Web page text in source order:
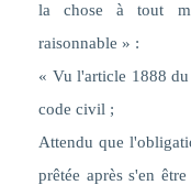
la chose à tout
raisonnable » :
« Vu l'article 1888
code civil ;
Attendu que
prêtée après s'en